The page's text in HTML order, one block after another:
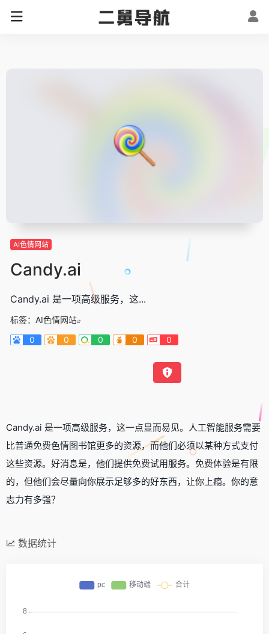
AI色情网站
Candy.ai
Candy.ai 是一项高级服务，这...
标签： AI色情网站
0
0 0 0 0
Candy.ai 是一项高级服务，这一点显而易见。人工智能服务需要
比普通免费色情图书馆更多的资源，而他们必须以某种方式支付
这些资源。好消息是，他们提供免费试用服务。免费体验是有限
的，但他们会尽量向你展示足够多的好东西，让你上瘾。你的意
志力有多强？
数据统计